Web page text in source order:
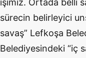
işimiz. Ortada belli
sürecin belirleyici
savaş” Lefkoşa
Belediyesindeki “iç